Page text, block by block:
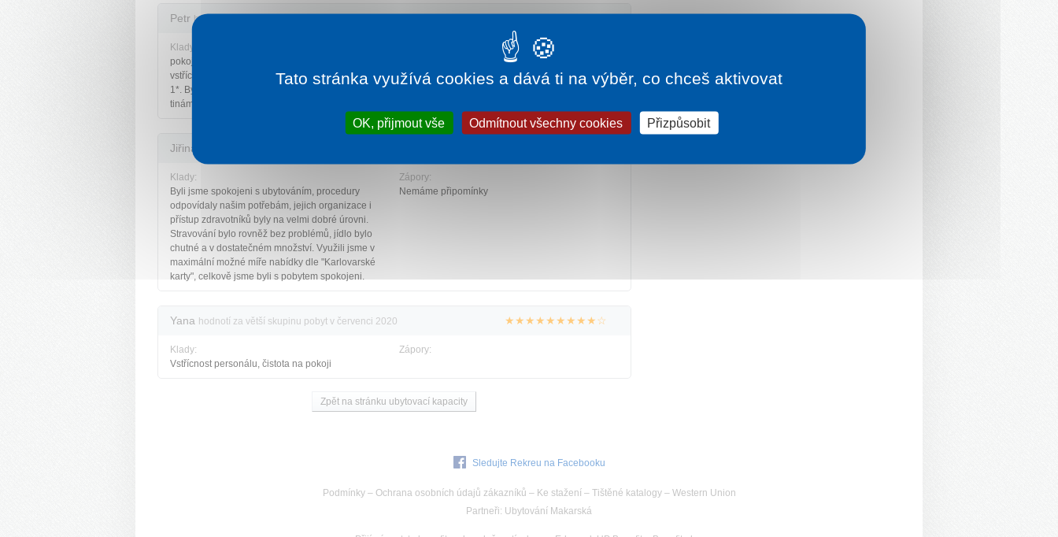
Petr hodnotí za sebe pobyt v květnu 2023 ★★★★★★★★★★
Klady:
pokoj s výhledem na lázně, vynikající strava a
vstřícný přístup veškerého personálu: hodnocení
1*. Byl to nádherný dárek od rodiny k mým 60-
tinám.
nemám co bych vytknul, nebyl žádný problém.
Jiřina
Klady:
Byli jsme spokojeni s ubytováním, procedury
odpovídaly našim potřebám, jejich organizace i
přístup zdravotníků byly na velmi dobré úrovni.
Stravování bylo rovněž bez problémů, jídlo bylo
chutné a v dostatečném množství. Využili jsme v
maximální možné míře nabídky dle "Karlovarské
karty", celkově jsme byli s pobytem spokojeni.
Zápory:
Nemáme připomínky
Yana hodnotí za větší skupinu pobyt v červenci 2020 ★★★★★★★★★☆
Klady:
Vstřícnost personálu, čistota na pokoji
Zápory:
Zpět na stránku ubytovací kapacity
Sledujte Rekreu na Facebooku
Podmínky– Ochrana osobních údajů zákazníků – Ke stažení – Tištěné katalogy– Western Union
Partneři: Ubytování Makarská
Tato stránka využívá cookies a dává ti na výběr, co chceš aktivovat
OK, přijmout vše Odmítnout všechny cookies Přizpůsobit